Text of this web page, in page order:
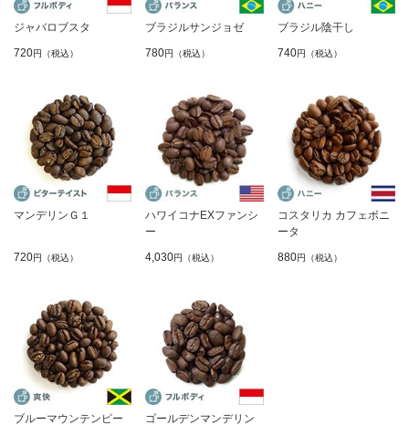
ジャバロブスタ
720円（税込）
ブラジルサンジョゼ
780円（税込）
ブラジル陰干し
740円（税込）
マンデリンＧ１
720円（税込）
ハワイコナEXファンシ
ー
4,030円（税込）
コスタリカ カフェボニ
ータ
880円（税込）
ブルーマウンテンピー
ゴールデンマンデリン